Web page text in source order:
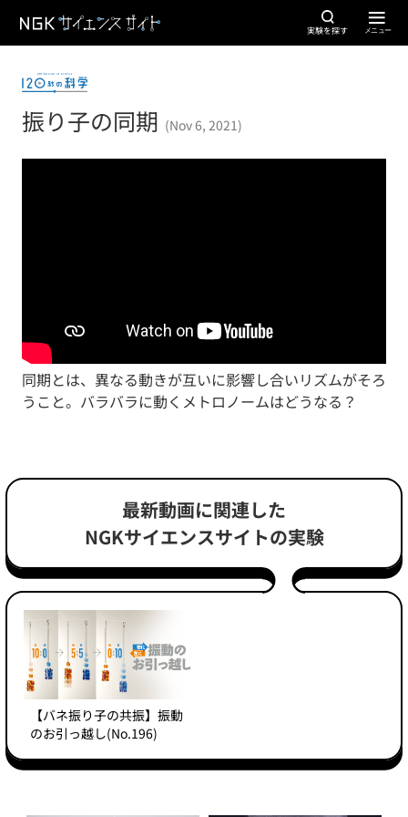
実験を探す
振り子の同期 (Nov 6, 2021)
同期とは、異なる動きが互いに影響し合いリズムがそろ
うこと。バラバラに動くメトロノームはどうなる？
最新動画に関連した
NGKサイエンスサイトの実験
【バネ振り子の共振】振動
のお引っ越し(No.196)